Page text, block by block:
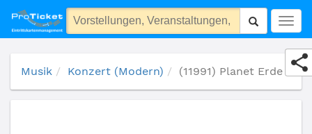
(11991) Planet Erde
Musik Konzert (Modern) (11991) Planet Erde